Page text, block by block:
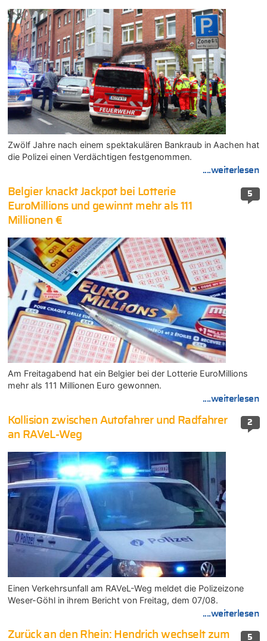
Zwölf Jahre nach einem spektakulären Bankraub in Aachen hat
die Polizei einen Verdächtigen festgenommen.
....weiterlesen
5
Belgier knackt Jackpot bei Lotterie
EuroMillions und gewinnt mehr als 111
Millionen €
Am Freitagabend hat ein Belgier bei der Lotterie EuroMillions
mehr als 111 Millionen Euro gewonnen.
....weiterlesen
2
Kollision zwischen Autofahrer und Radfahrer
an RAVeL-Weg
Einen Verkehrsunfall am RAVeL-Weg meldet die Polizeizone
Weser-Göhl in ihrem Bericht von Freitag, dem 07/08.
....weiterlesen
5
Zurück an den Rhein: Hendrich wechselt zum